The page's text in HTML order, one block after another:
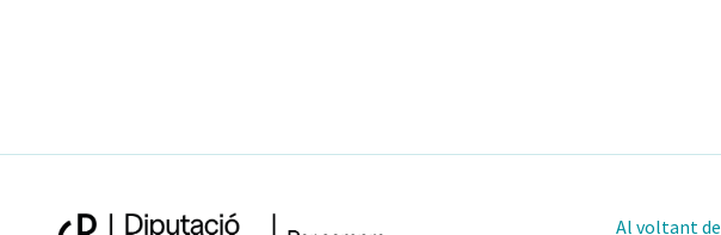
Al voltant de